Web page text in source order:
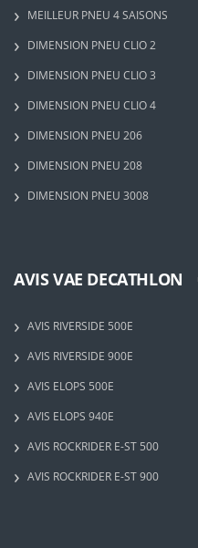
MEILLEUR PNEU 4 SAISONS
DIMENSION PNEU CLIO 2
DIMENSION PNEU CLIO 3
DIMENSION PNEU CLIO 4
DIMENSION PNEU 206
DIMENSION PNEU 208
DIMENSION PNEU 3008
AVIS VAE DECATHLON
AVIS RIVERSIDE 500E
AVIS RIVERSIDE 900E
AVIS ELOPS 500E
AVIS ELOPS 940E
AVIS ROCKRIDER E-ST 500
AVIS ROCKRIDER E-ST 900